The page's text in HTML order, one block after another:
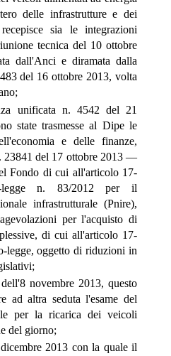
delle infrastrutture e dei
sia le integrazioni
tecnica del 10 ottobre
dall'Anci e diramata dalla
del 16 ottobre 2013, volta
unificata n. 4542 del 21
state trasmesse al Dipe le
e delle finanze,
del 17 ottobre 2013 —
Fondo di cui all'articolo 17-
legge n. 83/2012 per il
infrastrutturale (Pnire),
per l'acquisto di
di cui all'articolo 17-
legge, oggetto di riduzioni in
novembre 2013, questo
ad altra seduta l'esame del
per la ricarica dei veicoli
del giorno;
2013 con la quale il